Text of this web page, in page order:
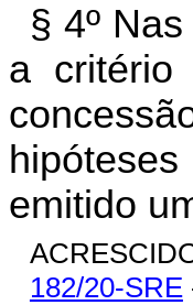
§ 4º
a critério
emitido
182/20-SRE